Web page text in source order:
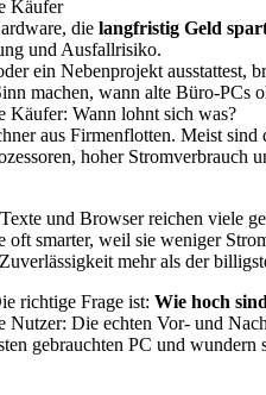
Käufer
die langfristig Geld
und Ausfallrisiko.
ein Nebenprojekt ausstattest,
machen, wann alte Büro-
Käufer: Wann lohnt sich was?
aus Firmenflotten. Meist
hoher Stromverbrauch
und Browser reichen viele
oft smarter, weil sie weniger
mehr als der
richtige Frage ist: Wie hoch
Nutzer: Die echten Vor- und
gebrauchten PC und